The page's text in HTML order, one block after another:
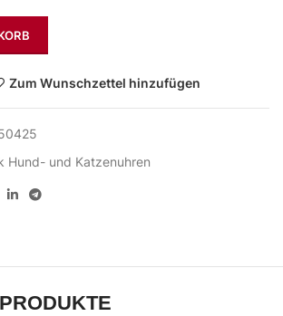
Zum Wunschzettel hinzufügen
Hund- und Katzenuhren